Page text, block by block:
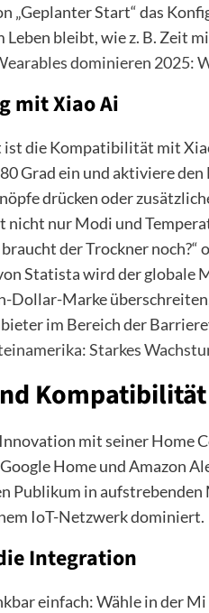
„Geplanter Start“ das
bleibt, wie z. B. Zeit
dominieren 2025:
mit Xiao Ai
die Kompatibilität mit
Grad ein und aktiviere
drücken oder
nicht nur Modi und
der Trockner
Statista wird der globale
Dollar-Marke
im Bereich der
Starkes
Kompatibilität
mit seiner
Home und Amazon
Publikum in
IoT-Netzwerk dominiert.
Integration
einfach: Wähle in der Mi